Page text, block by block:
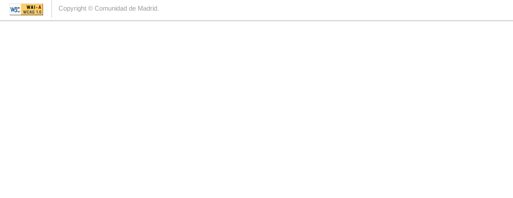
Copyright © Comunidad de Madrid.